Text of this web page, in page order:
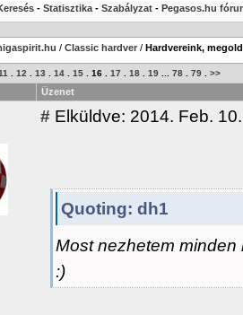
- Statisztika - Szabályzat - Pegasos.hu
/ Classic hardver / Hardvereink,
12 13 14 15 16 17 18 19 78 79 >>
Üzenet
# Elküldve: 2014. Feb.
Quoting: dh1
Most nezhetem
:)